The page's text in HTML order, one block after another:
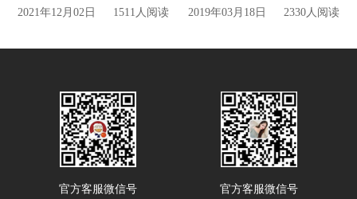
2021年12月02日 1511人阅读 2019年03月18日 2330人阅读
官方客服微信号 官方客服微信号